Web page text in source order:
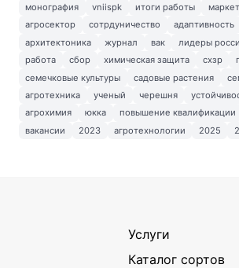
монография
vniispk итоги работы
агросектор
сотрдуничество адаптивность
архитектоника
журнал вак лидеры
работа
сбор химическая защита схзр
семечковые культуры
садовые растения
агротехника
ученый черешня
агрохимия
юкка повышение квалификации
вакансии
2023 агротехнологии 2025
Услуги
Каталог сортов